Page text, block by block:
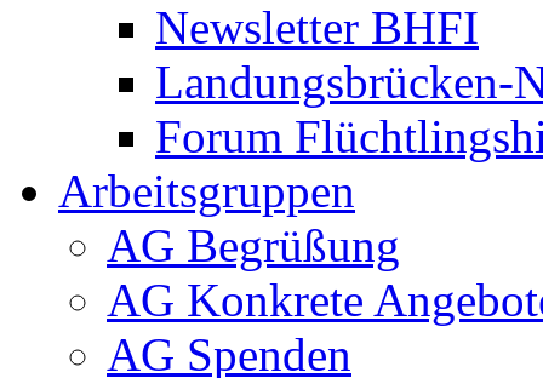
Newsletter BHFI
Landungsbrücken-
Forum
Arbeitsgruppen
AG Begrüßung
AG Konkrete
AG Spenden